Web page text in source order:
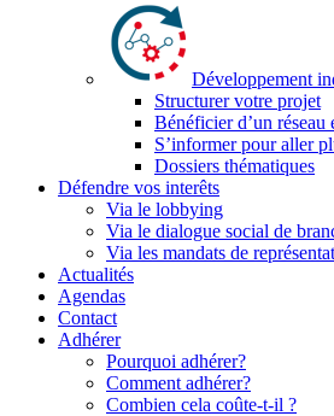
Développement
Structurer votre projet
Bénéficier d’un réseau
S’informer pour aller
Dossiers thématiques
Défendre vos interêts
Via le lobbying
Via le dialogue social de
Via les mandats de
Actualités
Agendas
Contact
Adhérer
Pourquoi adhérer?
Comment adhérer?
Combien cela coûte-t-il ?